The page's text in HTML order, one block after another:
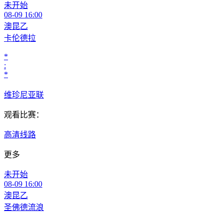
未开始
08-09 16:00
澳昆乙
卡伦德拉
*
:
*
维珍尼亚联
观看比赛：
高清线路
更多
未开始
08-09 16:00
澳昆乙
圣佛德流浪